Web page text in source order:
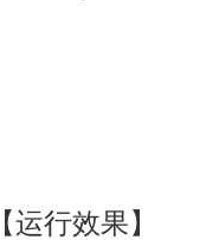
【运行效果】